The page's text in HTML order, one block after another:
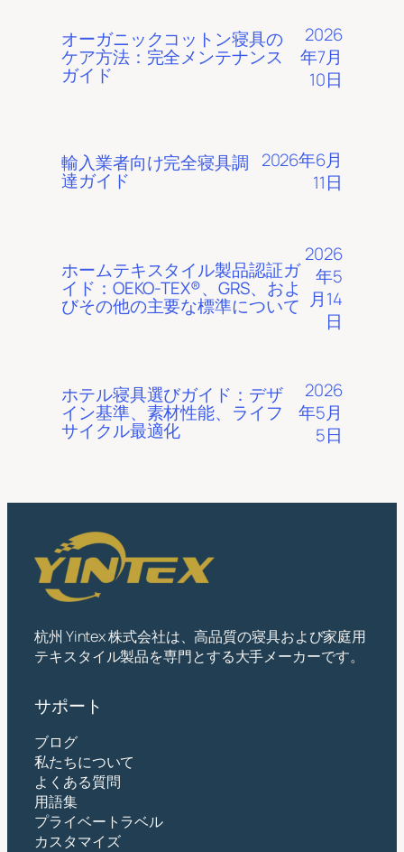
オーガニックコットン寝具の
ケア方法：完全メンテナンス
ガイド
2026
年7月
10日
輸入業者向け完全寝具調
達ガイド
2026年6月
11日
ホームテキスタイル製品認証ガ
イド：OEKO-TEX®、GRS、およ
びその他の主要な標準について
2026
年5
月14
日
ホテル寝具選びガイド：デザ
イン基準、素材性能、ライフ
サイクル最適化
2026
年5月
5日
杭州 Yintex 株式会社は、高品質の寝具および家庭用
テキスタイル製品を専門とする大手メーカーです。
サポート
ブログ
私たちについて
よくある質問
用語集
プライベートラベル
カスタマイズ